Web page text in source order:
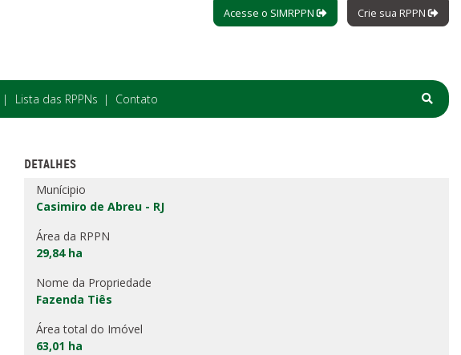
Acesse o SIMRPPN Crie sua RPPN
Lista das RPPNs Contato
DETALHES
Munícipio
Casimiro de Abreu - RJ
Área da RPPN
29,84 ha
Nome da Propriedade
Fazenda Tiês
Área total do Imóvel
63,01 ha